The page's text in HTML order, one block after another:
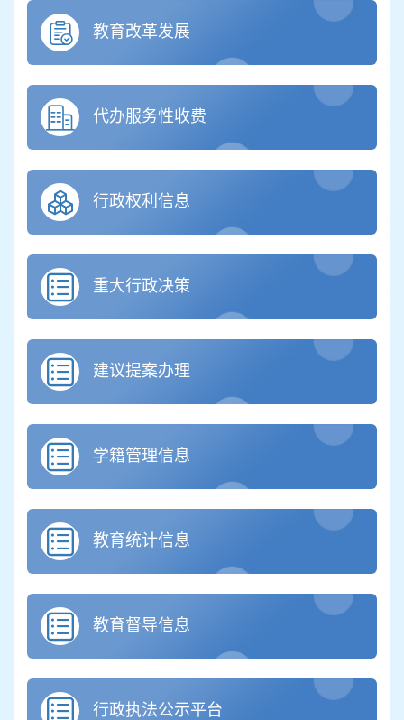
教育改革发展
代办服务性收费
行政权利信息
重大行政决策
建议提案办理
学籍管理信息
教育统计信息
教育督导信息
行政执法公示平台